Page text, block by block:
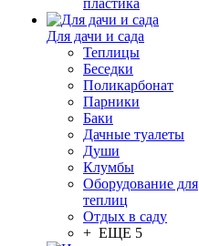
пластика
Для дачи и сада
Теплицы
Беседки
Поликарбонат
Парники
Баки
Дачные туалеты
Души
Клумбы
Оборудование для
теплиц
Отдых в саду
+ ЕЩЕ 5